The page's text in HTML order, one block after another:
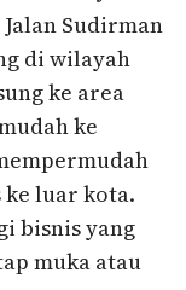
Sudirman
di wilayah
ke area
ke
luar kota.
bisnis yang
muka atau